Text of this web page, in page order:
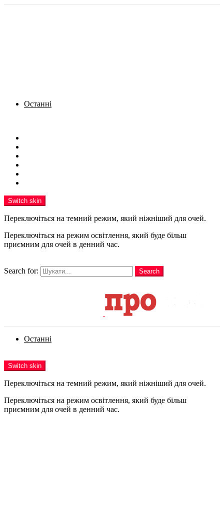
Останні
Switch skin
Переключіться на темний режим, який ніжніший для очей.
Переключіться на режим освітлення, який буде більш
приємним для очей в денний час.
Search for:
Search
Останні
Switch skin
Переключіться на темний режим, який ніжніший для очей.
Переключіться на режим освітлення, який буде більш
приємним для очей в денний час.